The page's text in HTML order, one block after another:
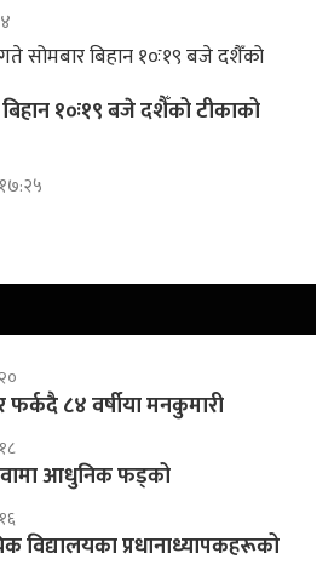
१०ः१९ बजे दशैँको टीकाको
८४ वर्षीया मनकुमारी
आधुनिक फड्को
विद्यालयका प्रधानाध्यापकहरूको